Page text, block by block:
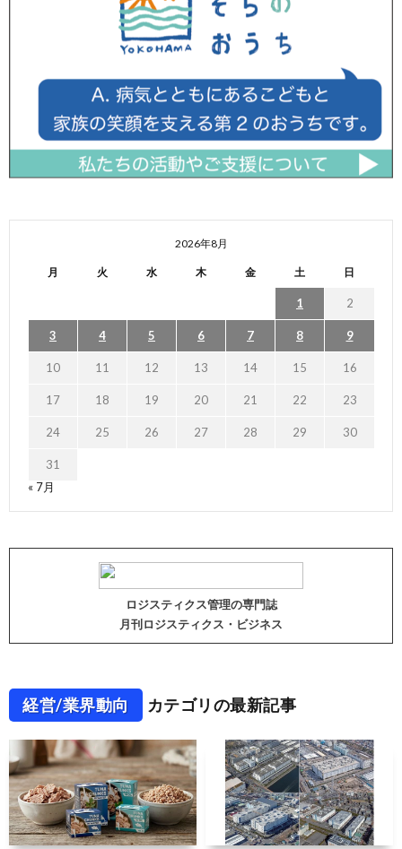
2026年8月
月 火 水 木 金 土 日
1 2
3 4 5 6 7 8 9
10 11 12 13 14 15 16
17 18 19 20 21 22 23
24 25 26 27 28 29 30
31
« 7月
ロジスティクス管理の専門誌
月刊ロジスティクス・ビジネス
経営/業界動向 カテゴリの最新記事